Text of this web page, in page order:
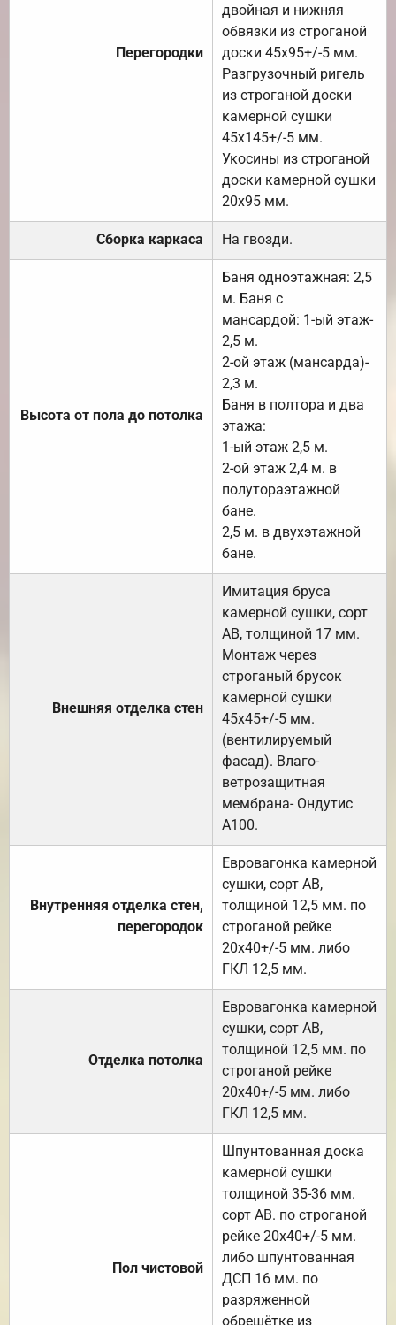
Перегородки
двойная и нижняя
обвязки из строганой
доски 45х95+/-5 мм.
Разгрузочный ригель
из строганой доски
камерной сушки
45х145+/-5 мм.
Укосины из строганой
доски камерной сушки
20х95 мм.
Сборка каркаса На гвозди.
Высота от пола до потолка
Баня одноэтажная: 2,5
м. Баня с
мансардой: 1-ый этаж-
2,5 м.
2-ой этаж (мансарда)-
2,3 м.
Баня в полтора и два
этажа:
1-ый этаж 2,5 м.
2-ой этаж 2,4 м. в
полутораэтажной
бане.
2,5 м. в двухэтажной
бане.
Внешняя отделка стен
Имитация бруса
камерной сушки, сорт
АВ, толщиной 17 мм.
Монтаж через
строганый брусок
камерной сушки
45х45+/-5 мм.
(вентилируемый
фасад). Влаго-
ветрозащитная
мембрана- Ондутис
А100.
Внутренняя отделка стен,
перегородок
Евровагонка камерной
сушки, сорт АВ,
толщиной 12,5 мм. по
строганой рейке
20х40+/-5 мм. либо
ГКЛ 12,5 мм.
Отделка потолка
Евровагонка камерной
сушки, сорт АВ,
толщиной 12,5 мм. по
строганой рейке
20х40+/-5 мм. либо
ГКЛ 12,5 мм.
Пол чистовой
Шпунтованная доска
камерной сушки
толщиной 35-36 мм.
сорт АВ. по строганой
рейке 20х40+/-5 мм.
либо шпунтованная
ДСП 16 мм. по
разряженной
обрешётке из